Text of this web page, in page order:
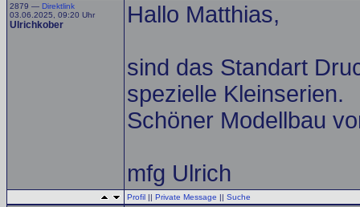
2879 — Direktlink
03.06.2025, 09:20 Uhr
Ulrichkober Hallo Matthias,
sind das Standart
spezielle Kleinserien.
Schöner Modellbau
mfg Ulrich
Profil || Private Message || Suche